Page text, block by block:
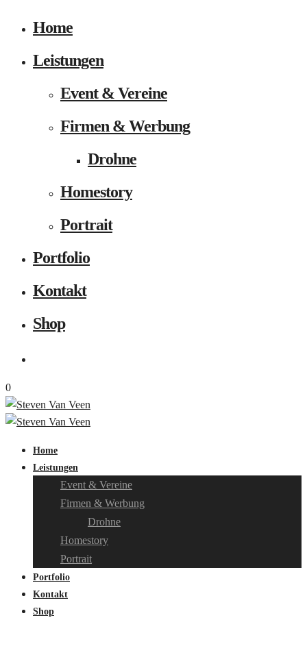
Home
Leistungen
Event & Vereine
Firmen & Werbung
Drohne
Homestory
Portrait
Portfolio
Kontakt
Shop
0
Home
Leistungen
Event & Vereine
Firmen & Werbung
Drohne
Homestory
Portrait
Portfolio
Kontakt
Shop